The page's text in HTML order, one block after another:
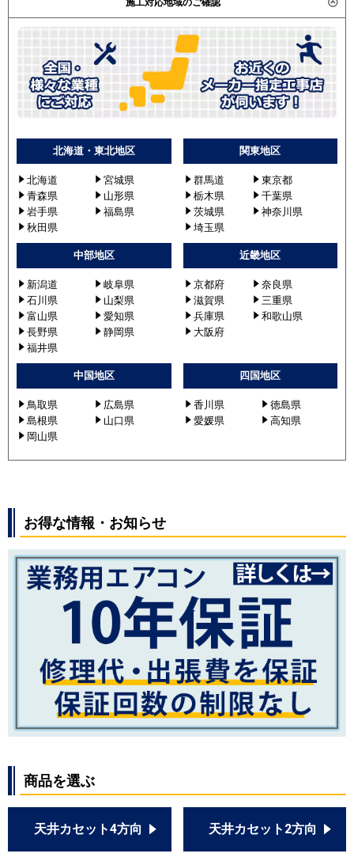
施工対応地域のご確認
北海道・東北地区
北海道
宮城県
青森県
山形県
岩手県
福島県
秋田県
関東地区
群馬道
東京都
栃木県
千葉県
茨城県
神奈川県
埼玉県
中部地区
新潟道
岐阜県
石川県
山梨県
富山県
愛知県
長野県
静岡県
福井県
近畿地区
京都府
奈良県
滋賀県
三重県
兵庫県
和歌山県
大阪府
中国地区
鳥取県
広島県
島根県
山口県
岡山県
四国地区
香川県
徳島県
愛媛県
高知県
お得な情報・お知らせ
商品を選ぶ
天井カセット4方向 天井カセット2方向